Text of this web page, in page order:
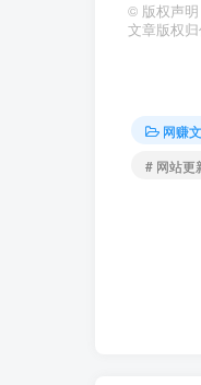
© 版权声明
文章版权归
网赚
# 网站更